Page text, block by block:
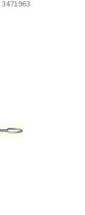
3471963